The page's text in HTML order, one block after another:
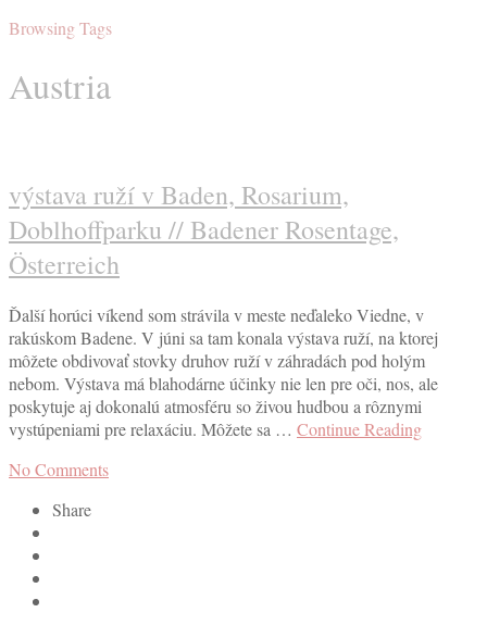
Browsing Tags
Austria
výstava ruží v Baden, Rosarium,
Doblhoffparku // Badener Rosentage,
Österreich
Ďalší horúci víkend som strávila v meste neďaleko Viedne, v
rakúskom Badene. V júni sa tam konala výstava ruží, na ktorej
môžete obdivovať stovky druhov ruží v záhradách pod holým
nebom. Výstava má blahodárne účinky nie len pre oči, nos, ale
poskytuje aj dokonalú atmosféru so živou hudbou a rôznymi
vystúpeniami pre relaxáciu. Môžete sa … Continue Reading
No Comments
Share